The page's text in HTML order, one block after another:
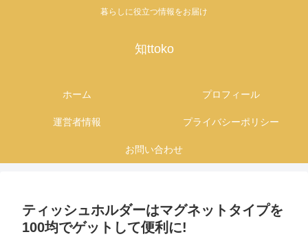
暮らしに役立つ情報をお届け
知ttoko
ホーム プロフィール
運営者情報 プライバシーポリシー
お問い合わせ
ティッシュホルダーはマグネットタイプを
100均でゲットして便利に!